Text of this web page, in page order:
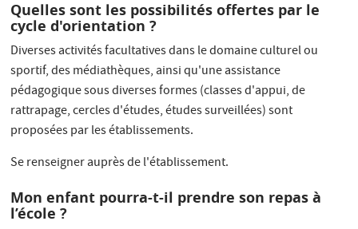
Quelles sont les possibilités offertes par le
cycle d'orientation ?
Diverses activités facultatives dans le domaine culturel ou
sportif, des médiathèques, ainsi qu'une assistance
pédagogique sous diverses formes (classes d'appui, de
rattrapage, cercles d'études, études surveillées) sont
proposées par les établissements.
Se renseigner auprès de l'établissement.
Mon enfant pourra-t-il prendre son repas à
l’école ?